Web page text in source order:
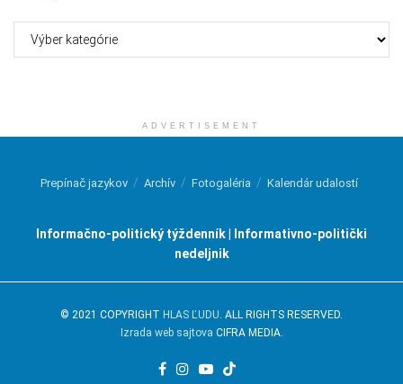
ADVERTISEMENT
Prepínač jazykov Archív Fotogaléria Kalendár udalostí
Informačno-politický týždenník | Informativno-politički
nedeljnik
© 2021 COPYRIGHT HLAS ĽUDU . ALL RIGHTS RESERVED.
Izrada web sajtova CIFRA MEDIA.